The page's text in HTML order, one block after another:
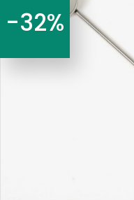
-32%